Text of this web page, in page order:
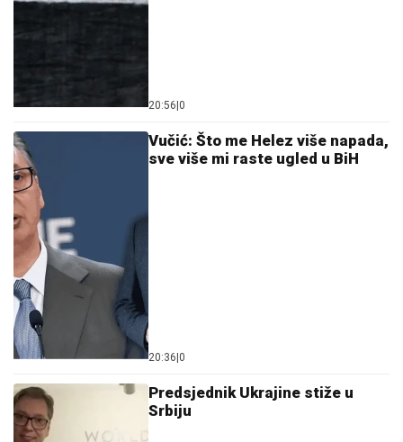
20:56 0
Vučić: Što me Helez više napada,
sve više mi raste ugled u BiH
20:36 0
Predsjednik Ukrajine stiže u
Srbiju